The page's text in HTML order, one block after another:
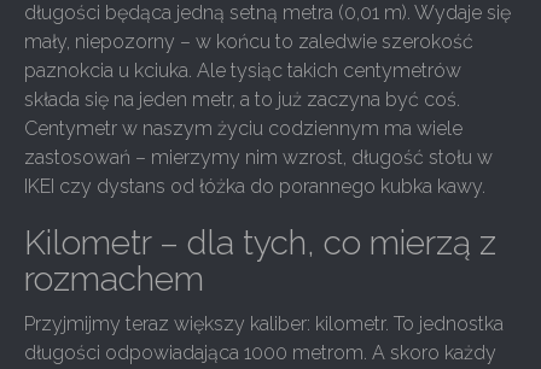
długości będąca jedną setną metra (0,01 m). Wydaje się
mały, niepozorny – w końcu to zaledwie szerokość
paznokcia u kciuka. Ale tysiąc takich centymetrów
składa się na jeden metr, a to już zaczyna być coś.
Centymetr w naszym życiu codziennym ma wiele
zastosowań – mierzymy nim wzrost, długość stołu w
IKEI czy dystans od łóżka do porannego kubka kawy.
Kilometr – dla tych, co mierzą z
rozmachem
Przyjmijmy teraz większy kaliber: kilometr. To jednostka
długości odpowiadająca 1000 metrom. A skoro każdy